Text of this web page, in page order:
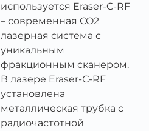
используется Eraser-C-RF
– современная CO2
лазерная система с
уникальным
фракционным сканером.
В лазере Eraser-С-RF
установлена
металлическая трубка с
радиочастотной